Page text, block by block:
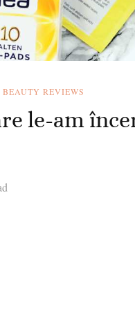
BEAUTY REVIEWS
le-am